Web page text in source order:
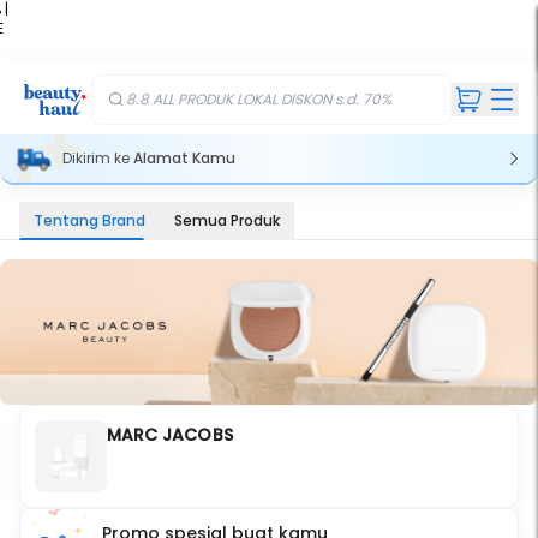
|
8.8 ALL PRODUK LOKAL DISKON s.d. 70%
Dikirim keAlamat Kamu
Tentang Brand Semua Produk
MARC JACOBS
Promo spesial buat kamu